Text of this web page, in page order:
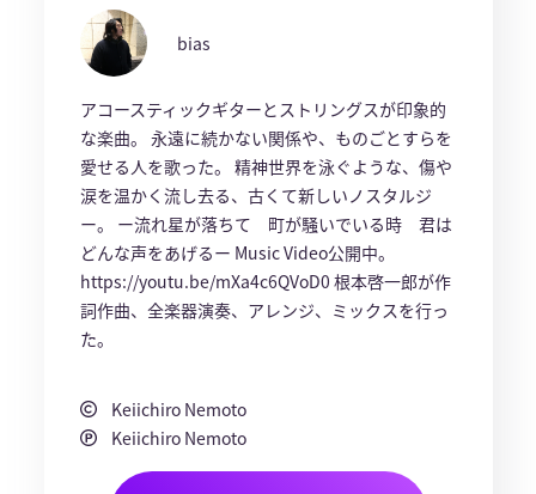
bias
アコースティックギターとストリングスが印象的
な楽曲。 永遠に続かない関係や、ものごとすらを
愛せる人を歌った。 精神世界を泳ぐような、傷や
涙を温かく流し去る、古くて新しいノスタルジ
ー。 ー流れ星が落ちて 町が騒いでいる時 君は
どんな声をあげるー Music Video公開中。
https://youtu.be/mXa4c6QVoD0 根本啓一郎が作
詞作曲、全楽器演奏、アレンジ、ミックスを行っ
た。
Keiichiro Nemoto
Keiichiro Nemoto